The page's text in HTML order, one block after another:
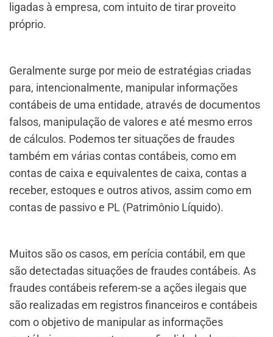
ligadas à empresa, com intuito de tirar proveito
próprio.
Geralmente surge por meio de estratégias criadas
para, intencionalmente, manipular informações
contábeis de uma entidade, através de documentos
falsos, manipulação de valores e até mesmo erros
de cálculos. Podemos ter situações de fraudes
também em várias contas contábeis, como em
contas de caixa e equivalentes de caixa, contas a
receber, estoques e outros ativos, assim como em
contas de passivo e PL (Patrimônio Líquido).
Muitos são os casos, em perícia contábil, em que
são detectadas situações de fraudes contábeis. As
fraudes contábeis referem-se a ações ilegais que
são realizadas em registros financeiros e contábeis
com o objetivo de manipular as informações